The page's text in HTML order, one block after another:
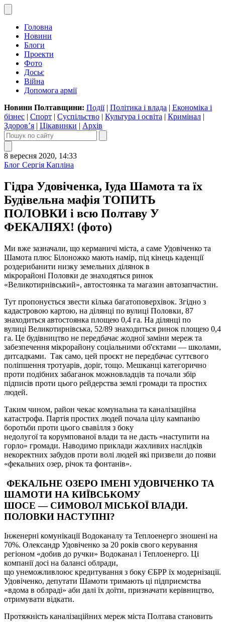
Головна
Новини
Блоги
Проекти
Фото
Досьє
Війна
Допомога армії
Новини Полтавщини: Події| Політика і влада | Економіка і
бізнес | Спорт | Суспільство | Культура і освіта | Кримінал |
Здоров’я | Цікавинки | Архів
8 вересня 2020, 14:33
Блог Сергія Капліна
Гідра Удовіченка, Іуда Шамота та їх
Будівельна мафія ТОПИТЬ
ПОЛОВКИ і всю Полтаву У
ФЕКАЛІЯХ! (фото)
Ми вже зазначали, що керманичі міста, а саме Удовіченко та
Шамота плюс Білоножко мають намір, під кінець каденції
роздерибанити низку земельних ділянок в
мікрорайоні Половки де знаходяться ринок
«Великотирнівський», автостоянка та магазин автозапчастин.
Тут пропонується звести кілька багатоповерхівок. Згідно з
кадастровою картою, на ділянці по вулиці Половки, 87
знаходиться автостоянка площею 0,4 га. На ділянці по
вулиці Великотирнівська, 52/89 знаходиться ринок площею 0,4
га. Це будівництво не передбачає жодної заміни мереж та
забезпечення мікрорайону соціальними об'єктами — школами,
дитсадками. Так само, цей проєкт не передбачає суттєвого
поліпшення тротуарів, доріг, тощо. Мешканці категорично
проти подібних забаганок можновладців та почали збір
підписів проти цього рейдерства землі громади та простих
людей.
Таким чином, район чекає комунальна та каналізаційна
катастрофа. Партія простих людей почала цілу кампанію
боротьби проти цього свавілля з боку
недолугої та корумпованої влади та не дасть «наступити на
горло» громади. Наводимо приклади жахливих наслідків
некоректних забудов проти волі людей які призвели до появи
«фекальних озер, річок та фонтанів».
ФЕКАЛЬНЕ ОЗЕРО ІМЕНІ УДОВІЧЕНКО ТА
ШАМОТИ НА КИЇВСЬКОМУ
ШОСЕ — СИМОВОЛ МІСЬКОЇ ВЛАДИ.
ПОЛОВКИ НАСТУПНІ?
Інженерні комунікації Водоканалу та Теплоенерго зношені на
70%. Олександр Удовіченко за 20 років свого керування
регіоном «добив до ручки» Водоканал і Теплоенерго. Ці
компанії досі на балансі облради,
що унеможливлоює кредитування з боку ЄБРР їх модернізації.
Удовіченко, депутати Шамоти тримають ці підприємства
«вдома в облраді» аби далі їх доїти, призначати керівництво,
отримувати відкати.
Протяжність каналізаційних мереж міста Полтава становить